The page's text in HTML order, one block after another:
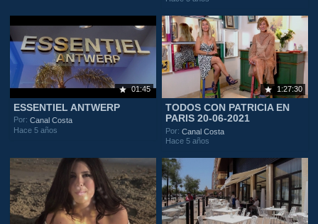
01:45
ESSENTIEL ANTWERP
Por:Canal Costa
Hace 5 años
1:27:30
TODOS CON PATRICIA EN
PARIS 20-06-2021
Por:Canal Costa
Hace 5 años